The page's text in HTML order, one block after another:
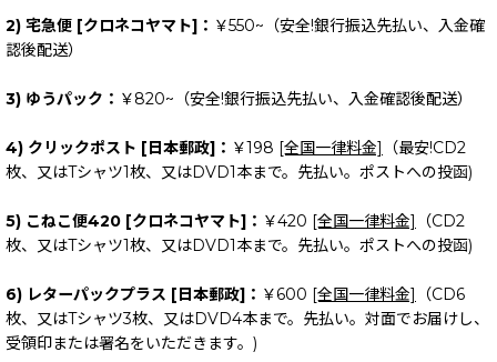
2) 宅急便 [クロネコヤマト]： ￥550~（安全!銀行振込先払い、入金確
認後配送）
3) ゆうパック： ￥820~（安全!銀行振込先払い、入金確認後配送）
4) クリックポスト [日本郵政]： ￥198 [全国一律料金]
（最安!CD2
枚、又はTシャツ1枚、又はDVD1本まで。先払い。ポストへの投函)
5) こねこ便420 [クロネコヤマト]： ￥420 [全国一律料金]
（CD2
枚、又はTシャツ1枚、又はDVD1本まで。先払い。ポストへの投函)
6) レターパックプラス [日本郵政]： ￥600 [全国一律料金]
（CD6
枚、又はTシャツ3枚、又はDVD4本まで。先払い。対面でお届けし、
受領印または署名をいただきます。)